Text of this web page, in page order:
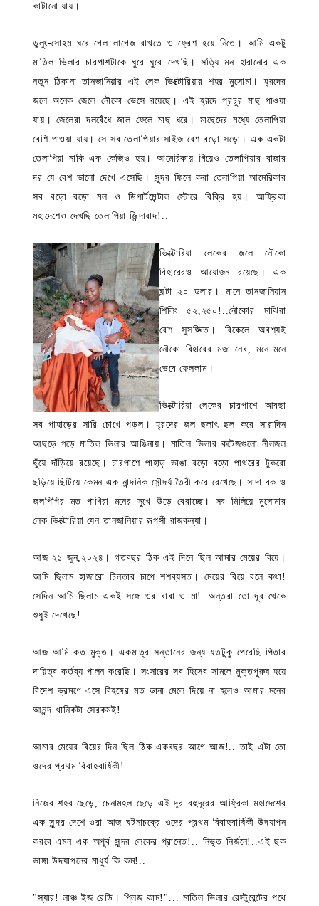
কাটানো যায়।
ডুলুং-সোহম ঘরে গেল লাগেজ রাখতে ও ফ্রেশ হয়ে নিতে। আমি একটু
মাতিল ভিলার চারপাশটাকে ঘুরে ঘুরে দেখছি। সত্যি মন হারানোর এক
নতুন ঠিকানা তানজানিয়ার এই লেক ভিক্টোরিয়ার শহর মুসোমা। হ্রদের
জলে অনেক জেলে নৌকো ভেসে রয়েছে। এই হ্রদে প্রচুর মাছ পাওয়া
যায়। জেলেরা দলবেঁধে জাল ফেলে মাছ ধরে। মাছেদের মধ্যে তেলাপিয়া
বেশি পাওয়া যায়। সে সব তেলাপিয়ার সাইজ বেশ বড়ো সড়ো। এক একটা
তেলাপিয়া নাকি এক কেজিও হয়। আমেরিকায় গিয়েও তেলাপিয়ার বাজার
দর যে বেশ ভালো দেখে এসেছি। সুন্দর ফিলে করা তেলাপিয়া আমেরিকার
সব বড়ো বড়ো মল ও ডিপার্টমেন্টাল স্টোরে বিক্রি হয়। আফ্রিকা
মহাদেশেও দেখছি তেলাপিয়া জিন্দাবাদ!..
ভিক্টোরিয়া লেকের জলে নৌকো
বিহারেরও আয়োজন রয়েছে। এক
ঘন্টা ২০ ডলার। মানে তানজানিয়ান
শিলিং ৫২,২৫০!..নৌকোর মাঝিরা
বেশ সুসজ্জিত। বিকেলে অবশ্যই
নৌকো বিহারের মজা নেব, মনে মনে
ভেবে ফেললাম।
ভিক্টোরিয়া লেকের চারপাশে আবছা
সব পাহাড়ের সারি চোখে পড়ল। হ্রদের জল ছলাৎ ছল করে সারাদিন
আছড়ে পড়ে মাতিল ভিলার আঙিনায়। মাতিল ভিলার কটেজগুলো নীলজল
ছুঁয়ে দাঁড়িয়ে রয়েছে। চারপাশে পাহাড় ভাঙা বড়ো বড়ো পাথরের টুকরো
ছড়িয়ে ছিটিয়ে কেমন এক নান্দনিক সৌন্দর্য তৈরী করে রেখেছে। সাদা বক ও
জলপিপির মত পাখিরা মনের সুখে উড়ে বেরাচ্ছে। সব মিলিয়ে মুসোমার
লেক ভিক্টোরিয়া যেন তানজানিয়ার রূপসী রাজকন্যা।
আজ ২১ জুন,২০২৪। গতবছর ঠিক এই দিনে ছিল আমার মেয়ের বিয়ে।
আমি ছিলাম হাজারো চিন্তার চাপে শশব্যস্ত। মেয়ের বিয়ে বলে কথা!
সেদিন আমি ছিলাম একই সঙ্গে ওর বাবা ও মা!..অন্তরা তো দূর থেকে
শুধুই দেখেছে!..
আজ আমি কত মুক্ত। একমাত্র সন্তানের জন্য যতটুকু পেরেছি পিতার
দায়িত্ব কর্তব্য পালন করেছি। সংসারের সব হিসেব সামলে মুক্তপুরুষ হয়ে
বিদেশ ভ্রমণে এসে বিহঙ্গের মত ডানা মেলে দিয়ে না হলেও আমার মনের
আনন্দ খানিকটা সেরকমই!
আমার মেয়ের বিয়ের দিন ছিল ঠিক একবছর আগে আজ!.. তাই এটা তো
ওদের প্রথম বিবাহবার্ষিকী!..
নিজের শহর ছেড়ে, চেনামহল ছেড়ে এই দূর বহুদূরের আফ্রিকা মহাদেশের
এক সুন্দর দেশে ওরা আজ ঘটনাচক্রে ওদের প্রথম বিবাহবার্ষিকী উদযাপন
করবে এমন এক অপূর্ব সুন্দর লেকের প্রান্তে!.. নিভৃত নির্জনে!..এই ছক
ভাঙ্গা উদযাপনের মাধুর্য কি কম!..
"স্যার! লাঞ্চ ইজ রেডি। প্লিজ কাম!"... মাতিল ভিলার রেস্টুরেন্টের পথে